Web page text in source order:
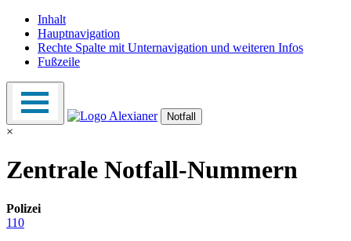
Inhalt
Hauptnavigation
Rechte Spalte mit Unternavigation und weiteren Infos
Fußzeile
Notfall
×
Zentrale Notfall-Nummern
Polizei
110